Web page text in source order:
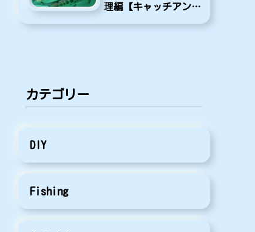
理編【キャッチアンド
カテゴリー
DIY
Fishing